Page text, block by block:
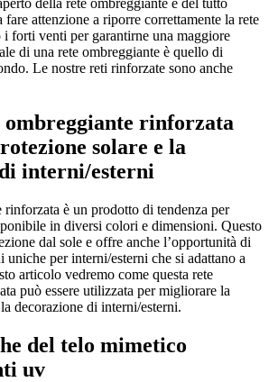
fare attenzione a riporre correttamente la rete
i forti venti per garantirne una maggiore
di una rete ombreggiante è quello di
Le nostre reti rinforzate sono anche
ombreggiante rinforzata
solare e la
interni/esterni
rinforzata è un prodotto di tendenza per
in diversi colori e dimensioni. Questo
dal sole e offre anche l’opportunità di
uniche per interni/esterni che si adattano a
articolo vedremo come questa rete
può essere utilizzata per migliorare la
decorazione di interni/esterni.
del telo mimetico
uv